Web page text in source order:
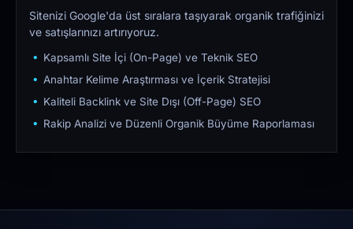
Sitenizi Google'da üst sıralara taşıyarak organik trafiğinizi
ve satışlarınızı artırıyoruz.
Kapsamlı Site İçi (On-Page) ve Teknik SEO
Anahtar Kelime Araştırması ve İçerik Stratejisi
Kaliteli Backlink ve Site Dışı (Off-Page) SEO
Rakip Analizi ve Düzenli Organik Büyüme Raporlaması